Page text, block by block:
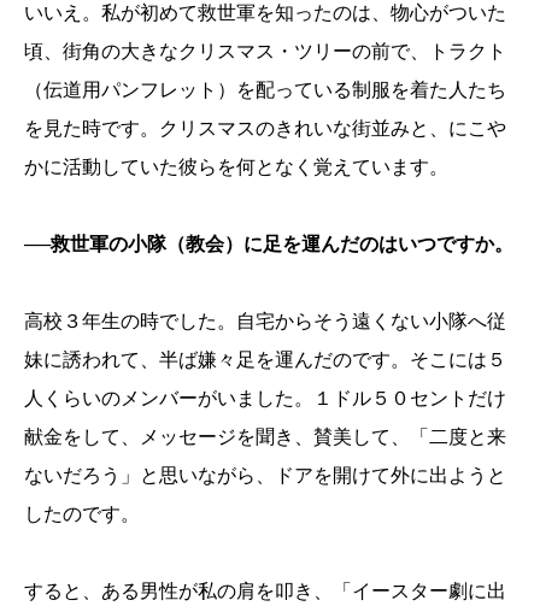
いいえ。私が初めて救世軍を知ったのは、物心がついた
頃、街角の大きなクリスマス・ツリーの前で、トラクト
（伝道用パンフレット）を配っている制服を着た人たち
を見た時です。クリスマスのきれいな街並みと、にこや
かに活動していた彼らを何となく覚えています。
──救世軍の小隊（教会）に足を運んだのはいつですか。
高校３年生の時でした。自宅からそう遠くない小隊へ従
妹に誘われて、半ば嫌々足を運んだのです。そこには５
人くらいのメンバーがいました。１ドル５０セントだけ
献金をして、メッセージを聞き、賛美して、「二度と来
ないだろう」と思いながら、ドアを開けて外に出ようと
したのです。
すると、ある男性が私の肩を叩き、「イースター劇に出